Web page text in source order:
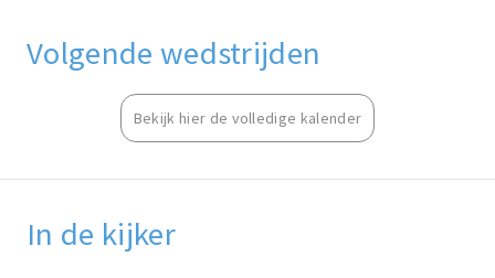
Volgende wedstrijden
Bekijk hier de volledige kalender
In de kijker